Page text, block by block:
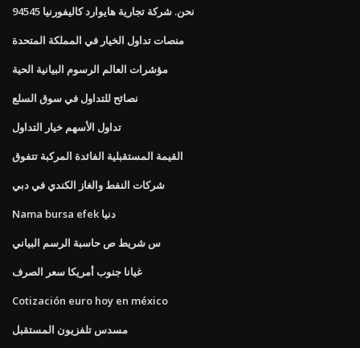
نحن. شركة تجارية هايوارد كاليفورنيا 94545
منصات تداول الخيار في المملكة المتحدة
مؤشرات العالم الرسوم البيانية الحية
نصائح للتداول في سوق السلع
تداول الأسهم خيار التداول
القيمة المستقبلية الفائدة المركبة تتفوق
شركات النفط والغاز الكندي في دبي
Nama bursa efek دنيا
س شريط ص حاسبة الرسم البياني
غيانا جنوب أمريكا سعر الصرف
Cotización euro hoy en méxico
مسدس تلفزيون المستقبل